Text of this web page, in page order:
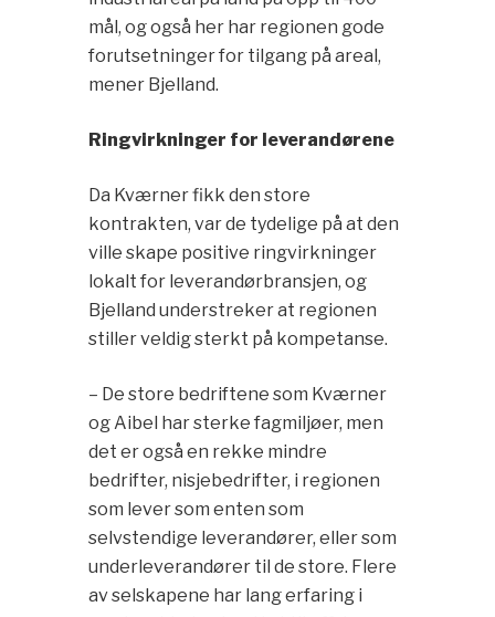
mål, og også her har regionen gode
forutsetninger for tilgang på areal,
mener Bjelland.
Ringvirkninger for leverandørene
Da Kværner fikk den store
kontrakten, var de tydelige på at den
ville skape positive ringvirkninger
lokalt for leverandørbransjen, og
Bjelland understreker at regionen
stiller veldig sterkt på kompetanse.
– De store bedriftene som Kværner
og Aibel har sterke fagmiljøer, men
det er også en rekke mindre
bedrifter, nisjebedrifter, i regionen
som lever som enten som
selvstendige leverandører, eller som
underleverandører til de store. Flere
av selskapene har lang erfaring i